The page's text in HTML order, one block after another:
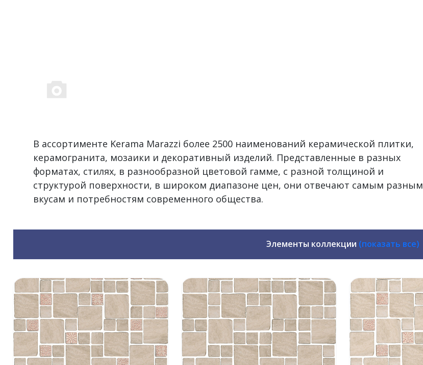
В ассортименте Kerama Marazzi более 2500 наименований керамической плитки,
керамогранита, мозаики и декоративный изделий. Представленные в разных
форматах, стилях, в разнообразной цветовой гамме, с разной толщиной и
структурой поверхности, в широком диапазоне цен, они отвечают самым разным
вкусам и потребностям современного общества.
Элементы коллекции (показать все)